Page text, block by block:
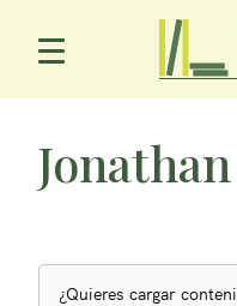
Menú Principal
¿Quieres cargar